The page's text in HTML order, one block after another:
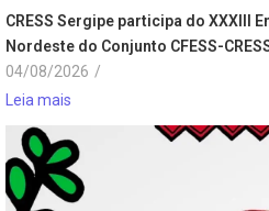
CRESS Sergipe participa do XXXIII
Nordeste do Conjunto CFESS-
04/08/2026 /
Leia mais